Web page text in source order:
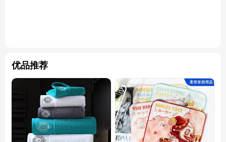
优品推荐